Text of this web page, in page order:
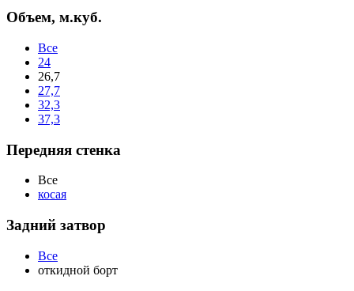
Объем, м.куб.
Все
24
26,7
27,7
32,3
37,3
Передняя стенка
Все
косая
Задний затвор
Все
откидной борт